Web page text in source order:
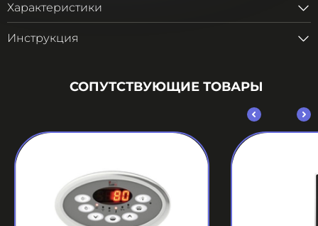
Характеристики
Инструкция
СОПУТСТВУЮЩИЕ ТОВАРЫ